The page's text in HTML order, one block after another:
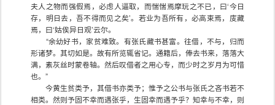
夫人之物而强假焉，必虑人逼取，而惴惴焉摩玩之不已，曰‘今日
存，明日去，吾不得而见之矣’。若业为吾所有，必高束焉，庋藏
焉，曰‘姑俟异日观’云尔。
“余幼好书，家贫难致。有张氏藏书甚富。往借，不与，归而
形诸梦。其切如是。故有所览辄省记。通籍后，俸去书来，落落大
满，素灰丝时蒙卷轴。然后叹借者之用心专，而少时之岁月为可惜
也。”
今黄生贫类予，其借书亦类予；惟予之公书与张氏之吝书若不
相类。然则予固不幸而遇张乎，生固幸而遇予乎？知幸与不幸，则